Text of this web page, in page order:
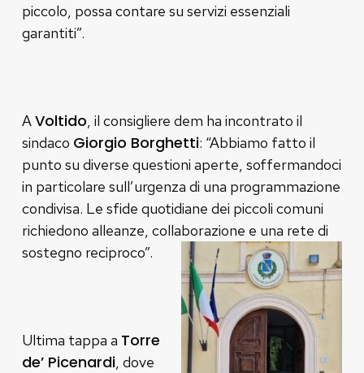
piccolo, possa contare su servizi essenziali
garantiti”.
AVoltido, il consigliere dem ha incontrato il
sindaco Giorgio Borghetti: “Abbiamo fatto il
punto su diverse questioni aperte, soffermandoci
in particolare sull’urgenza di una programmazione
condivisa. Le sfide quotidiane dei piccoli comuni
richiedono alleanze, collaborazione e una rete di
sostegno reciproco”.
Ultima tappa a Torre
de’ Picenardi, dove